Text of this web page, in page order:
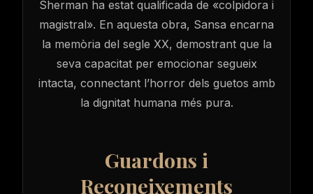
Sherman ha estat qualificada de «colpidora i
magistral». En aquesta obra, Sansa encarna
la memòria del segle XX, demostrant que la
seva capacitat per emocionar segueix
intacta, connectant l’horror dels guetos amb
la dignitat humana més pura.
Guardons i
Reconeixements